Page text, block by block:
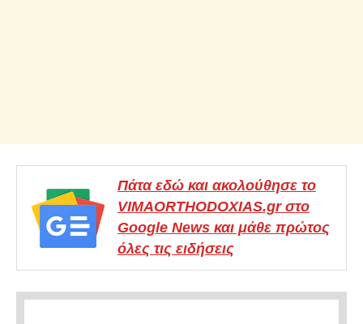
Πάτα εδώ και ακολούθησε το
VIMAORTHODOXIAS.gr στο
Google News και μάθε πρώτος
όλες τις ειδήσεις